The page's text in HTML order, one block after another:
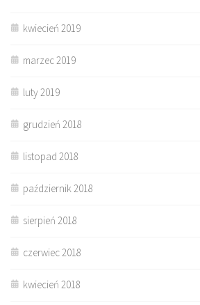
kwiecień 2019
marzec 2019
luty 2019
grudzień 2018
listopad 2018
październik 2018
sierpień 2018
czerwiec 2018
kwiecień 2018